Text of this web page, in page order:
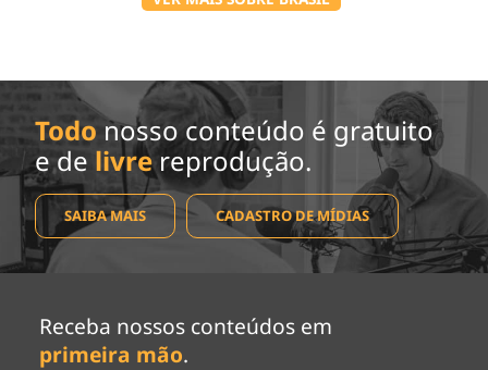
Todo nosso conteúdo é gratuito
e de livrereprodução.
SAIBA MAIS CADASTRO DE MÍDIAS
Receba nossos conteúdos em
primeira mão.